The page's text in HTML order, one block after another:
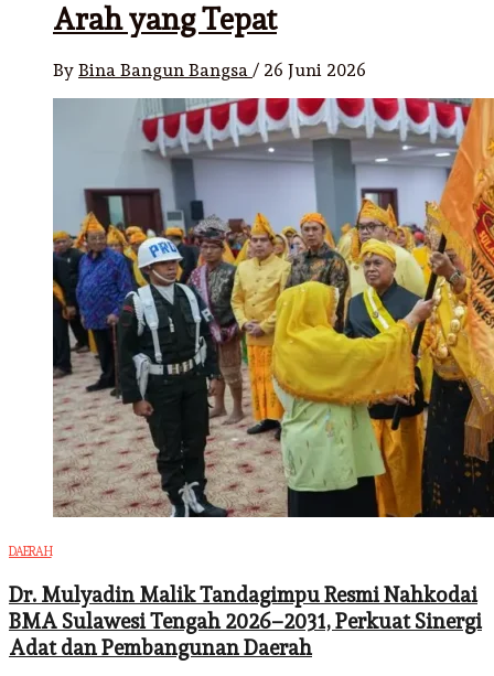
Arah yang Tepat
By Bina Bangun Bangsa / 26 Juni 2026
DAERAH
Dr. Mulyadin Malik Tandagimpu Resmi Nahkodai
BMA Sulawesi Tengah 2026–2031, Perkuat Sinergi
Adat dan Pembangunan Daerah